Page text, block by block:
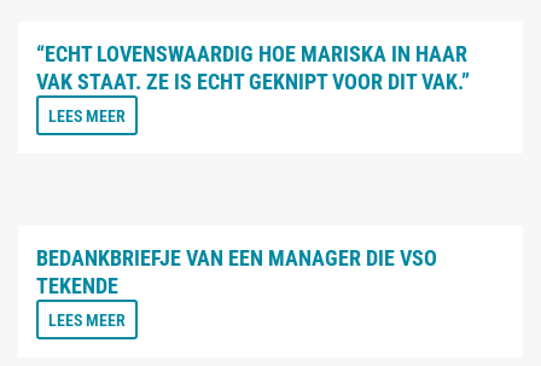
“ECHT LOVENSWAARDIG HOE MARISKA IN HAAR
VAK STAAT. ZE IS ECHT GEKNIPT VOOR DIT VAK.”
LEES MEER
BEDANKBRIEFJE VAN EEN MANAGER DIE VSO
TEKENDE
LEES MEER